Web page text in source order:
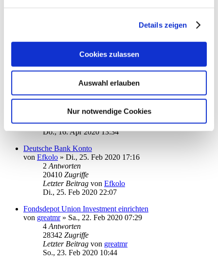
Details zeigen
Cookies zulassen
Auswahl erlauben
Nur notwendige Cookies
Do., 11. Jun 2020 07:15
Installation Starmoney 9 Server/Client
Zugriffe
Mi., 27. Mai 2020 08:03
Intraday Informationen Deutsche Bank
vonAnne B.»Do., 09. Apr 2020 15:38
Zugriffe
Letzter Beitragvonottoager
Do., 16. Apr 2020 13:34
Deutsche Bank Konto
von Efkolo » Di., 25. Feb 2020 17:16
2 Antworten
20410 Zugriffe
Letzter Beitrag von Efkolo
Di., 25. Feb 2020 22:07
Fondsdepot Union Investment einrichten
von greatmr» Sa., 22. Feb 2020 07:29
4 Antworten
28342 Zugriffe
Letzter Beitrag von greatmr
So., 23. Feb 2020 10:44